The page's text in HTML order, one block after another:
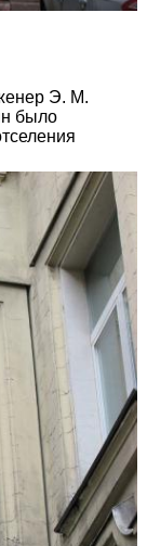
Э. М.
было